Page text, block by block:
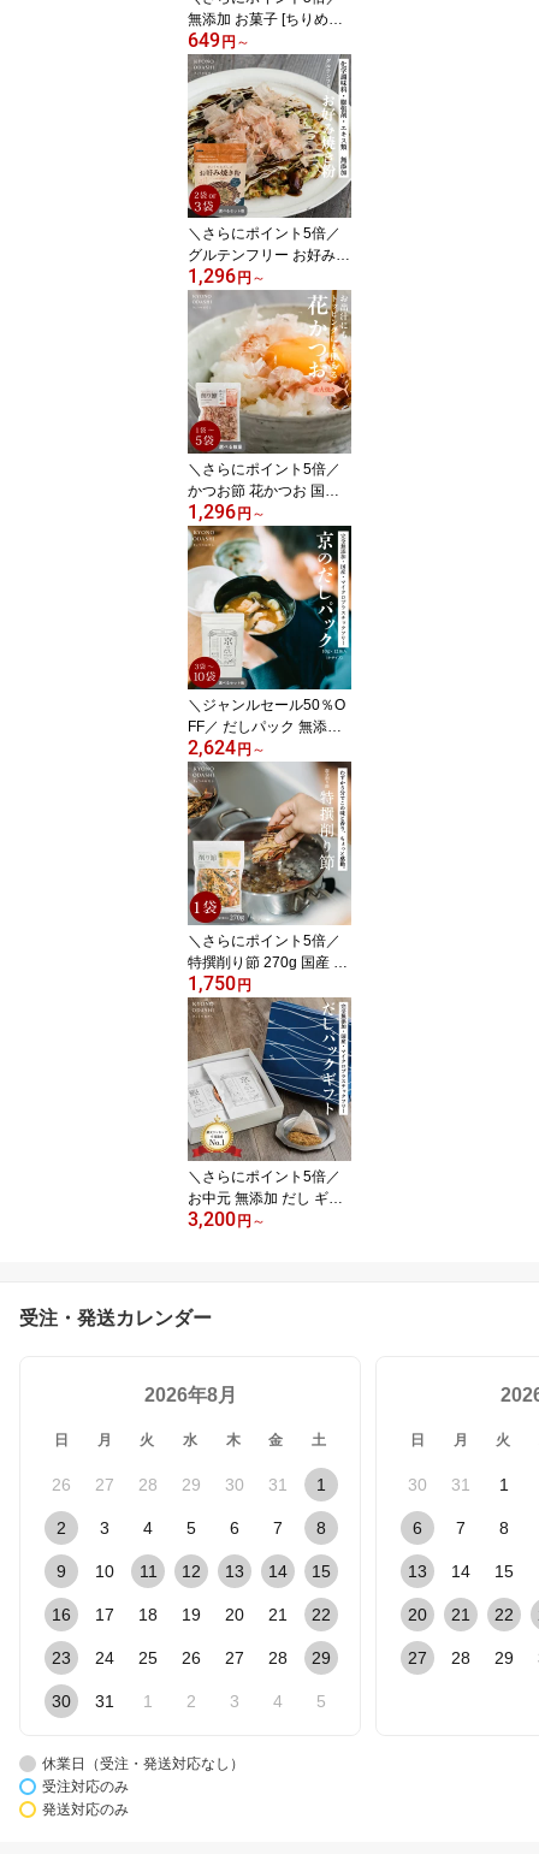
無添加 お菓子 [ちりめん
じゃこチップス 6g 選べ
る数量（1袋 2袋 3袋）]
そのまま食べる こどもの
おやつ ちりめんじゃこ
そのまんまちりめん しら
すせんべい ちりめんせん
べい 健康 国産 カルシウ
ム おやつ きょうのおだ
し 森野義
649 円 ～
＼さらにポイント5倍／
グルテンフリー お好み焼
き粉 200g 選べる 2袋・3
袋 国産米粉100％ 無添加
小麦粉不使用 だし入り
国産 米粉 お好み焼き た
こ焼き粉 化学調味料不使
用 膨張剤不使用 きょう
のおだし 森野義
1,296 円 ～
＼さらにポイント5倍／
かつお節 花かつお 国産
花鰹 50g 【お出汁にもト
ッピングにも使える花か
つお 1袋・2袋・5袋 】無
添加 だし トッピング お
好み焼き たこ焼き お吸
い物 そばつゆ 離乳食 京
都 1970年創業 削り節屋
きょうのおだし 森野義
1,296 円 ～
＼ジャンルセール50％O
FF／ だしパック 無添加
離乳食 国産 京のだしパ
ック 10g×12包 選べる数
量（3袋・5袋・10袋）食
塩不使用 酵母エキス不使
用 赤ちゃん 植物由来不
織布 京都 きょうのおだ
し 森野義
2,624 円 ～
＼さらにポイント5倍／
特撰削り節 270g 国産 無
添加 混合削り節 だし用
削り節 天然だし 離乳食
食育 食塩不使用 酵母エ
キス不使用 無塩 鰹節 さ
ば節 いわし節 出汁 京都
きょうのおだし 京のおだ
し 森野義
1,750 円
＼さらにポイント5倍／
お中元 無添加 だし ギフ
ト 国産 食塩不使用 京都
内祝い 出産祝い 離乳食
父の日 森野義 ソーシャ
3,200 円 ～
受注・発送カレンダー
2026年8月
日 月 火 水 木 金 土
26 27 28 29 30 31 1
2 3 4 5 6 7 8
9 10 11 12 13 14 15
16 17 18 19 20 21 22
23 24 25 26 27 28 29
30 31 1 2 3 4 5
日 月 火
30 31 1
6 7 8
13 14 15
20 21 22
27 28 29
休業日（受注・発送対応なし）
受注対応のみ
発送対応のみ